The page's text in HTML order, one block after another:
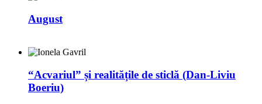
August
“Acvariul” și realitățile de sticlă (Dan-Liviu
Boeriu)